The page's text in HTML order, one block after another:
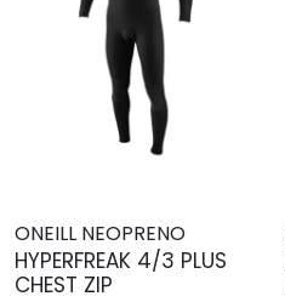
ONEILL NEOPRENO
HYPERFREAK 4/3 PLUS
CHEST ZIP